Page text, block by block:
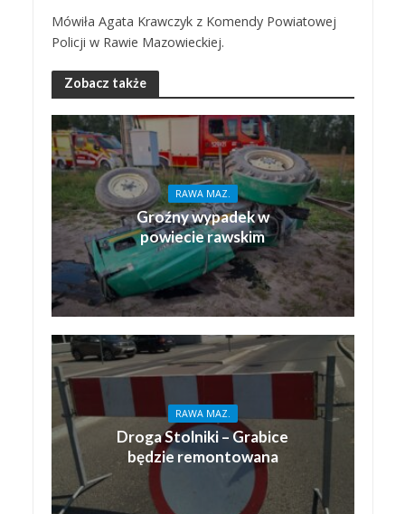
Mówiła Agata Krawczyk z Komendy Powiatowej
Policji w Rawie Mazowieckiej.
Zobacz także
RAWA MAZ.
Groźny wypadek w
powiecie rawskim
RAWA MAZ.
Droga Stolniki – Grabice
będzie remontowana